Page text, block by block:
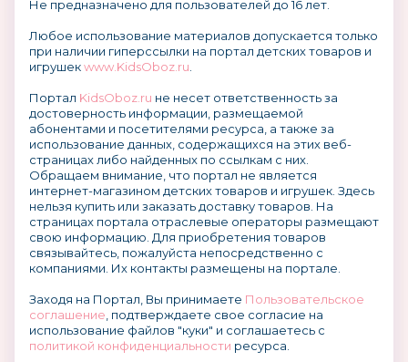
Не предназначено для пользователей до 16 лет.
Любое использование материалов допускается только
при наличии гиперссылки на портал детских товаров и
игрушекwww.KidsOboz.ru
Портал KidsOboz.ru не несет ответственность за
достоверность информации, размещаемой
абонентами и посетителями ресурса, а также за
использование данных, содержащихся на этих веб-
страницах либо найденных по ссылкам с них.
Обращаем внимание, что портал не является
интернет-магазином детских товаров и игрушек. Здесь
нельзя купить или заказать доставку товаров. На
страницах портала отраслевые операторы размещают
свою информацию. Для приобретения товаров
связывайтесь, пожалуйста непосредственно с
компаниями. Их контакты размещены на портале.
Заходя на Портал, Вы принимаете Пользовательское
соглашение , подтверждаете свое согласие на
использование файлов "куки" и соглашаетесь с
политикой конфиденциальности ресурса.